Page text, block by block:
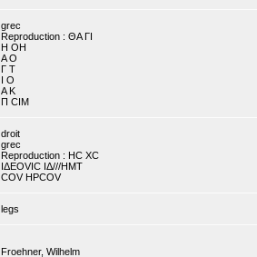
grec
Reproduction : ΘΑ ΓΙ
Η ΟΗ
Α Ο
Γ Τ
Ι Ο
Α Κ
Π CIΜ
droit
grec
Reproduction : HC XC
ΙΔΕΟVIC IΔ///ΗΜΤ
COV HPCOV
legs
Froehner, Wilhelm